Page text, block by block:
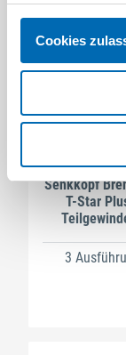
Cookies
Senkkopf
T-Star
3